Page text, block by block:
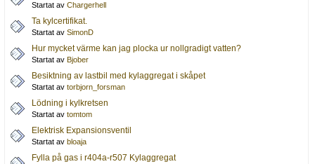
Startat av Chargerhell
Ta kylcertifikat.
Startat av SimonD
Hur mycket värme kan jag plocka ur nollgradigt vatten?
Startat av Bjober
Besiktning av lastbil med kylaggregat i skåpet
Startat av torbjorn_forsman
Lödning i kylkretsen
Startat av tomtom
Elektrisk Expansionsventil
Startat av bloaja
Fylla på gas i r404a-r507 Kylaggregat